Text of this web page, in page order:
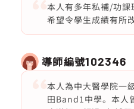
本人有多年私補/功課
希望令學生成績有所
導師編號102346
本人為中大醫學院一
田Band1中學。本人